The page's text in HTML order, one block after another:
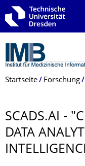
Zur Hauptnavigation
Zur Suche springen
Zum Inhalt springen
Breadcrumb-Menü
Startseite Forschung
SCADS.AI -
DATA